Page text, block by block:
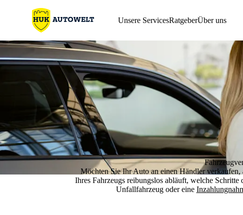
Unsere ServicesRatgeberÜber uns
Möchten Sie Ihr Auto an einen Händler
Ihres Fahrzeugs reibungslos abläuft, welche
Unfallfahrzeug oder eine